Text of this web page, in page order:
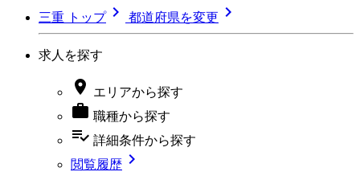
三重 トップ 都道府県を変更 
求人を探す
 エリアから探す
 職種から探す
playlist_add_check 詳細条件から探す
閲覧履歴 